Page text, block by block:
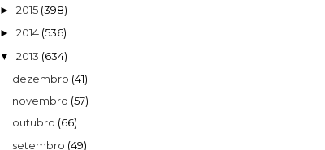
► 2015 (398)
► 2014 (536)
▼ 2013 (634)
dezembro (41)
novembro (57)
outubro (66)
setembro (49)